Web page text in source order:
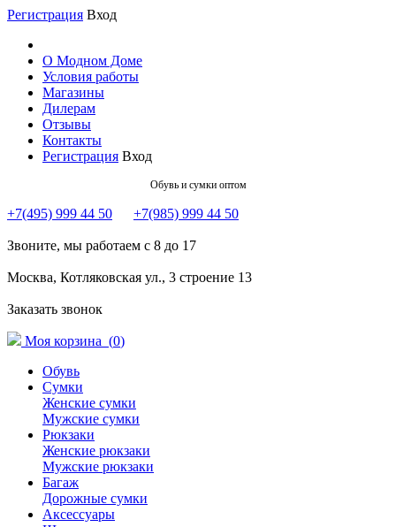
Регистрация Вход
О Модном Доме
Условия работы
Магазины
Дилерам
Отзывы
Контакты
Регистрация Вход
Обувь и сумки оптом
+7(495) 999 44 50 +7(985) 999 44 50
Звоните, мы работаем с 8 до 17
Москва, Котляковская ул., 3 строение 13
Заказать звонок
Моя корзина (0)
Обувь
Сумки
Женские сумки
Мужские сумки
Рюкзаки
Женские рюкзаки
Мужские рюкзаки
Багаж
Дорожные сумки
Аксессуары